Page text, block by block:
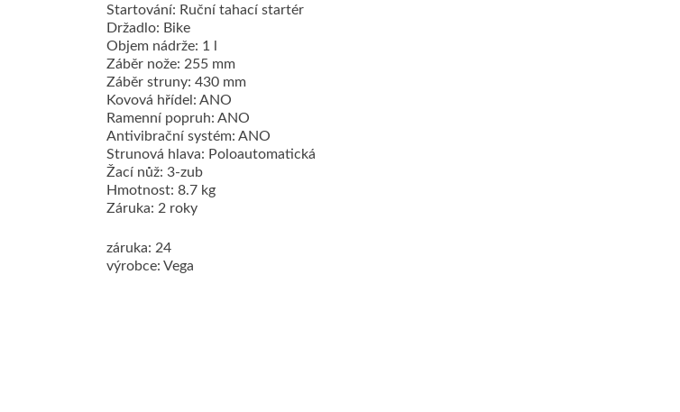
Startování: Ruční tahací startér
Držadlo: Bike
Objem nádrže: 1 l
Záběr nože: 255 mm
Záběr struny: 430 mm
Kovová hřídel: ANO
Ramenní popruh: ANO
Antivibrační systém: ANO
Strunová hlava: Poloautomatická
Žací nůž: 3-zub
Hmotnost: 8.7 kg
Záruka: 2 roky
záruka: 24
výrobce: Vega